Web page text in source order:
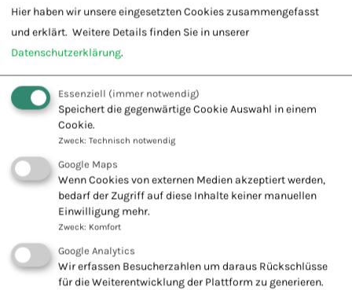
Fachschule für Naturheilkunde -
Europäischer Verband Naturheilkunde
Innovation + Tradition = Zukunft
KONTAKT ZU UNS
Europäischer Verband
Naturheilkunde e.V.
Wiesbadener Str. 67
47138 Duisburg
Tel.: 0203 544250
Hier haben wir unsere eingesetzten Cookies zusammengefasst
und erklärt. Weitere Details finden Sie in unserer
Datenschutzerklärung.
Essenziell (immer notwendig)
Speichert die gegenwärtige Cookie Auswahl in einem
Cookie.
Zweck: Technisch notwendig
Google Maps
Wenn Cookies von externen Medien akzeptiert werden,
bedarf der Zugriff auf diese Inhalte keiner manuellen
Einwilligung mehr.
Zweck: Komfort
Google Analytics
Wir erfassen Besucherzahlen um daraus Rückschlüsse
für die Weiterentwicklung der Plattform zu generieren.